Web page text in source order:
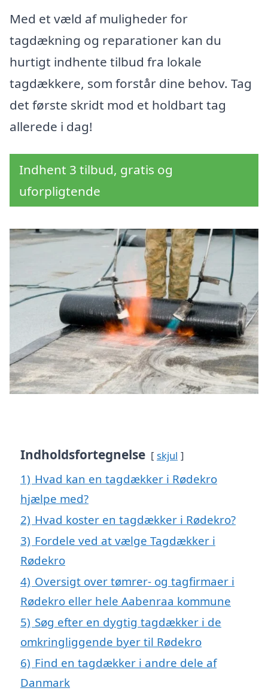
Med et væld af muligheder for
tagdækning og reparationer kan du
hurtigt indhente tilbud fra lokale
tagdækkere, som forstår dine behov. Tag
det første skridt mod et holdbart tag
allerede i dag!
Indhent 3 tilbud, gratis og
uforpligtende
Indholdsfortegnelse skjul
1) Hvad kan en tagdækker i Rødekro
hjælpe med?
2) Hvad koster en tagdækker i Rødekro?
3) Fordele ved at vælge Tagdækker i
Rødekro
4) Oversigt over tømrer- og tagfirmaer i
Rødekro eller hele Aabenraa kommune
5) Søg efter en dygtig tagdækker i de
omkringliggende byer til Rødekro
6) Find en tagdækker i andre dele af
Danmark